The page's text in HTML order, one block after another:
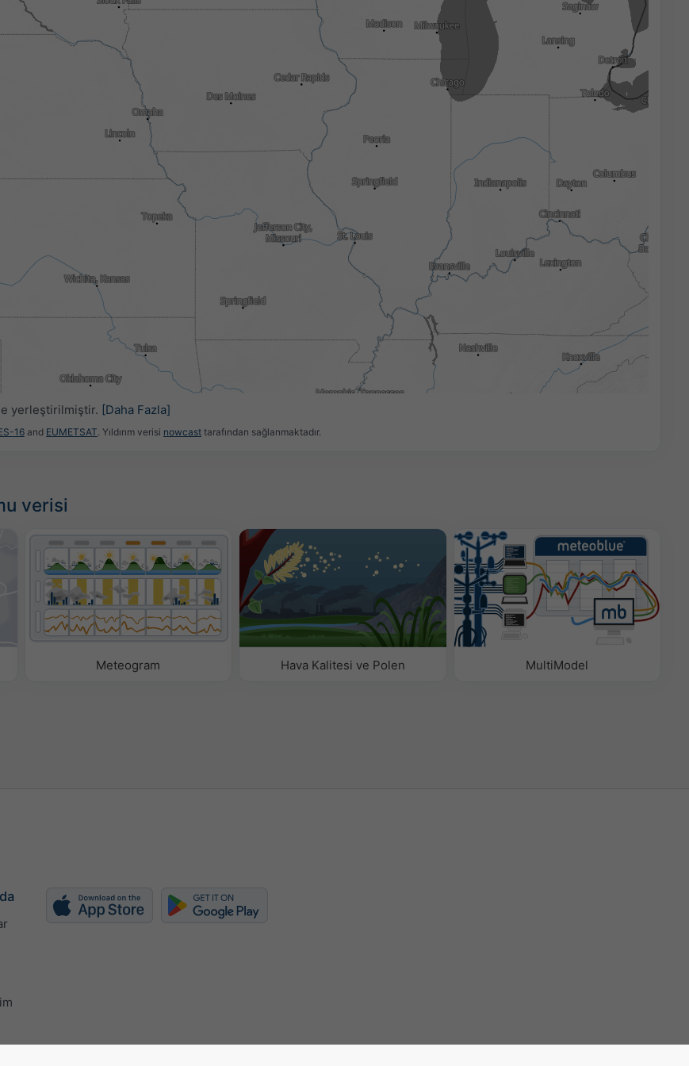
3h 9h 12h 18h
23:15 23:30
yerleştirilmiştir. [Daha Fazla]
16 and EUMETSAT. Yıldırım verisi nowcast tarafından sağlanmaktadır.
verisi
Meteogram Hava Kalitesi ve Polen MultiModel